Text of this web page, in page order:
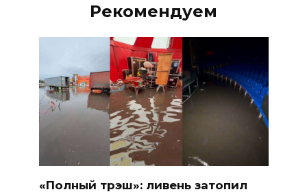
Рекомендуем
«Полный трэш»: ливень затопил